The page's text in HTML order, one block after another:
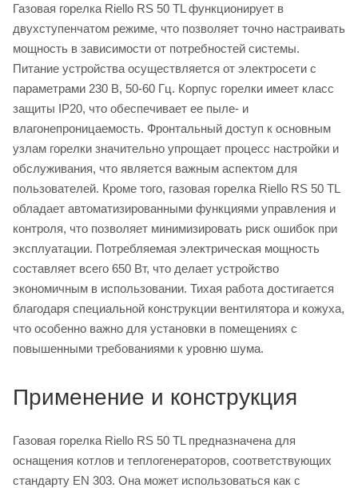
Газовая горелка Riello RS 50 TL функционирует в
двухступенчатом режиме, что позволяет точно настраивать
мощность в зависимости от потребностей системы.
Питание устройства осуществляется от электросети с
параметрами 230 В, 50-60 Гц. Корпус горелки имеет класс
защиты IP20, что обеспечивает ее пыле- и
влагонепроницаемость. Фронтальный доступ к основным
узлам горелки значительно упрощает процесс настройки и
обслуживания, что является важным аспектом для
пользователей. Кроме того, газовая горелка Riello RS 50 TL
обладает автоматизированными функциями управления и
контроля, что позволяет минимизировать риск ошибок при
эксплуатации. Потребляемая электрическая мощность
составляет всего 650 Вт, что делает устройство
экономичным в использовании. Тихая работа достигается
благодаря специальной конструкции вентилятора и кожуха,
что особенно важно для установки в помещениях с
повышенными требованиями к уровню шума.
Применение и конструкция
Газовая горелка Riello RS 50 TL предназначена для
оснащения котлов и теплогенераторов, соответствующих
стандарту EN 303. Она может использоваться как с